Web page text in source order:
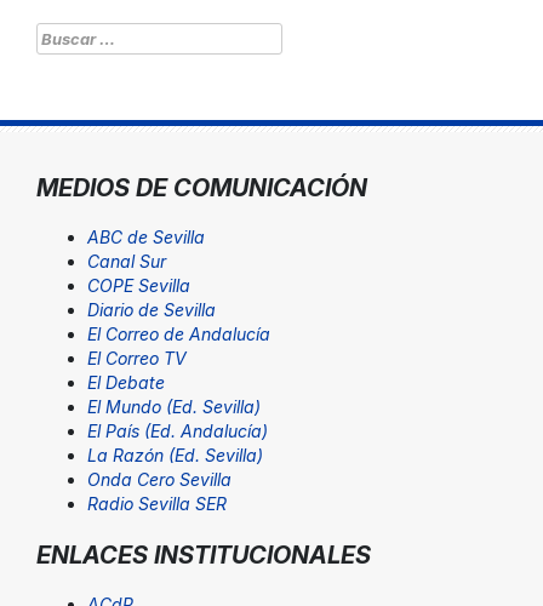
Buscar:
MEDIOS DE COMUNICACIÓN
ABC de Sevilla
Canal Sur
COPE Sevilla
Diario de Sevilla
El Correo de Andalucía
El Correo TV
El Debate
El Mundo (Ed. Sevilla)
El País (Ed. Andalucía)
La Razón (Ed. Sevilla)
Onda Cero Sevilla
Radio Sevilla SER
ENLACES INSTITUCIONALES